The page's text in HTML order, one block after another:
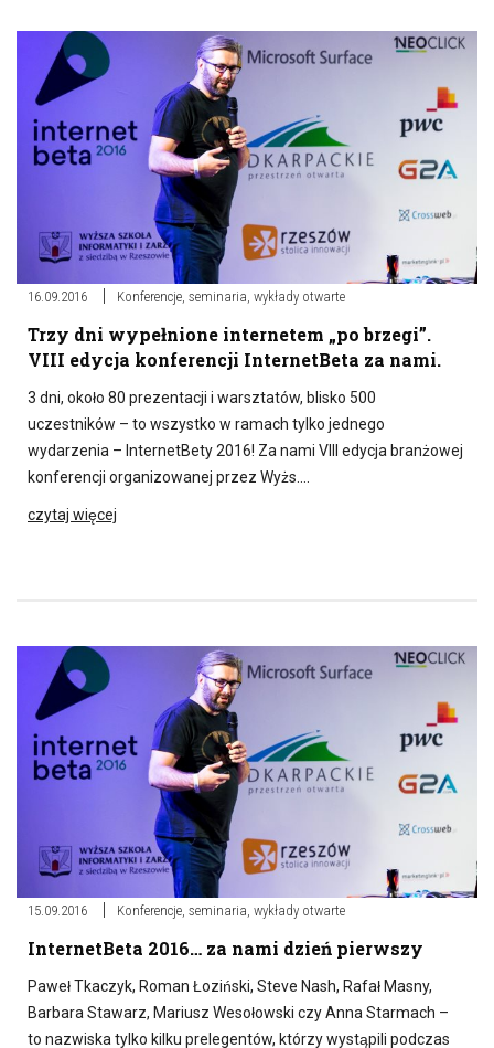
16.09.2016 Konferencje, seminaria, wykłady otwarte
Trzy dni wypełnione internetem „po brzegi”.
VIII edycja konferencji InternetBeta za nami.
3 dni, około 80 prezentacji i warsztatów, blisko 500
uczestników – to wszystko w ramach tylko jednego
wydarzenia – InternetBety 2016! Za nami VIII edycja branżowej
konferencji organizowanej przez Wyżs….
czytaj więcej
15.09.2016 Konferencje, seminaria, wykłady otwarte
InternetBeta 2016… za nami dzień pierwszy
Paweł Tkaczyk, Roman Łoziński, Steve Nash, Rafał Masny,
Barbara Stawarz, Mariusz Wesołowski czy Anna Starmach –
to nazwiska tylko kilku prelegentów, którzy wystąpili podczas